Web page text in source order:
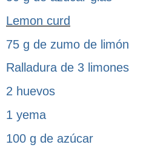
Lemon curd
75 g de zumo de limón
Ralladura de 3 limones
2 huevos
1 yema
100 g de azúcar